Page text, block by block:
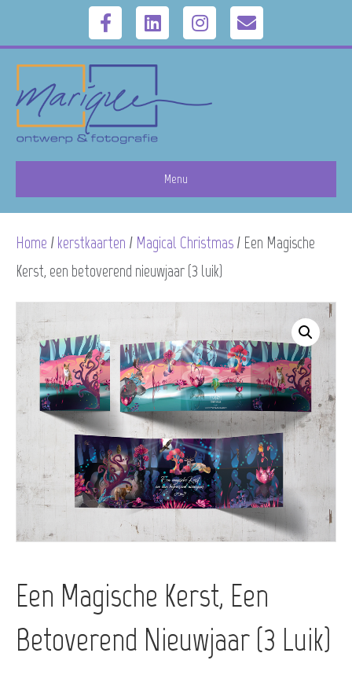
F
a
c
e
o
o
L
i
n
k
d
i
I
g
r
E
Menu
Home / kerstkaarten / Magical Christmas / Een Magische
Kerst, een betoverend nieuwjaar (3 luik)
Een Magische Kerst, Een
Betoverend Nieuwjaar (3 Luik)